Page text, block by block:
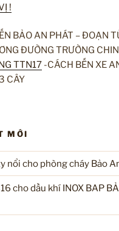
!
BẢO AN PHÁT – ĐOẠN
ĐƯỜNG TRƯỜNG
TTN17 -CÁCH BẾN XE
CÂY
MỚI
nổi cho phòng cháy Bảo
cho dầu khí INOX BAP